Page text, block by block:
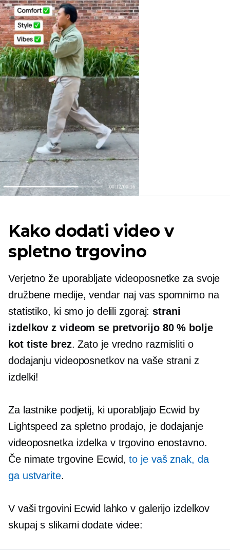
Kako dodati video v
spletno trgovino
Verjetno že uporabljate videoposnetke za svoje
družbene medije, vendar naj vas spomnimo na
statistiko, ki smo jo delili zgoraj:strani
izdelkov z videom se pretvorijo 80 % bolje
kot tiste brez. Zato je vredno razmisliti o
dodajanju videoposnetkov na vaše strani z
izdelki!
Za lastnike podjetij, ki uporabljajo Ecwid by
Lightspeed za spletno prodajo, je dodajanje
videoposnetka izdelka v trgovino enostavno.
Če nimate trgovine Ecwid,to je vaš znak, da
ga ustvarite.
V vaši trgovini Ecwid lahko v galerijo izdelkov
skupaj s slikami dodate videe: